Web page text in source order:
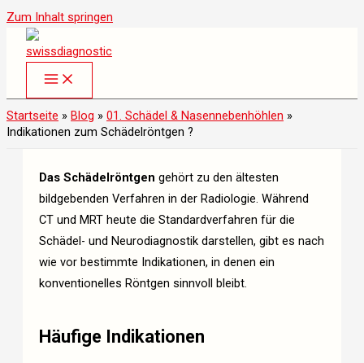
Zum Inhalt springen
Startseite » Blog » 01. Schädel & Nasennebenhöhlen »
Indikationen zum Schädelröntgen ?
Das Schädelröntgen gehört zu den ältesten
bildgebenden Verfahren in der Radiologie. Während
CT und MRT heute die Standardverfahren für die
Schädel- und Neurodiagnostik darstellen, gibt es nach
wie vor bestimmte Indikationen, in denen ein
konventionelles Röntgen sinnvoll bleibt.
Häufige Indikationen